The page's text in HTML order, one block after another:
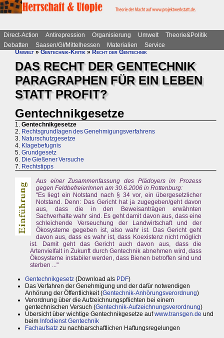
Direct-Action Antirepression Organisierung Umwelt
Theorie&Politik
Debatten
Saasen/GI/Mittelhessen Materialien
Service
Umwelt»Gentechnik-Kritik»Recht der Gentechnik
DAS RECHT DER GENTECHNIK
PARAGRAPHEN FÜR EIN LEBEN
STATT PROFIT?
Gentechnikgesetze
1. Gentechnikgesetze
2. Rechtsgrundlagen des Genehmigungsverfahrens
3. Naturschutzgesetze
4. Klagebefugnis
5. Grundgesetz
6. Die Gießener Versuche
7. Rechtstipps
Aus einer Zusammenfassung des Plädoyers im Prozess
gegen FeldbefreierInnen am 30.6.2006 in Rottenburg:
"Es liegt ein Notstand nach § 34 vor, ein übergesetzlicher
Notstand. Denn: Das Gericht hat ja zugegeben/geht davon
aus, dass die in den Beweisanträgen erwähnten
Sachverhalte wahr sind. Es geht damit davon aus, dass eine
schleichende Verseuchung der Landwirtschaft und der
Ökosysteme gegeben ist, also wahr ist. Das Gericht geht
davon aus, dass es wahr ist, dass Koexistenz nicht möglich
ist. Damit geht das Gericht auch davon aus, dass die
Artenvielfalt in Zukunft durch Gentechnik abnehmen wird, dass
Ökosysteme instabiler werden, dass Bienen betroffen sind und
sterben ..."
Gentechnikgesetz (Download als PDF)
Das Verfahren der Genehmigung und der dafür notwendigen
Anhörung der Öffentlichkeit (Gentechnik-Anhörungsverordnung)
Verordnung über die Aufzeichnungspflichten bei einem
gentechnischen Versuch (Gentechnik-Aufzeichnungsverordnung)
Übersicht über wichtige Gentechnikgesetze aufwww.transgen.de und
beim Infodienst Gentechnik
Fachaufsatz zu nachbarschaftlichen Haftungsregelungen